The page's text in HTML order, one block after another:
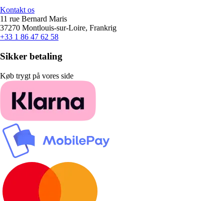
Kontakt os
11 rue Bernard Maris
37270 Montlouis-sur-Loire, Frankrig
+33 1 86 47 62 58
Sikker betaling
Køb trygt på vores side